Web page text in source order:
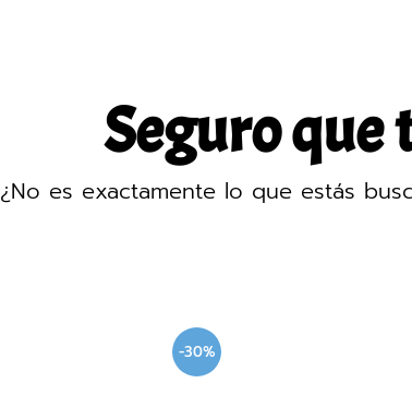
Seguro que
¿No es exactamente lo que estás